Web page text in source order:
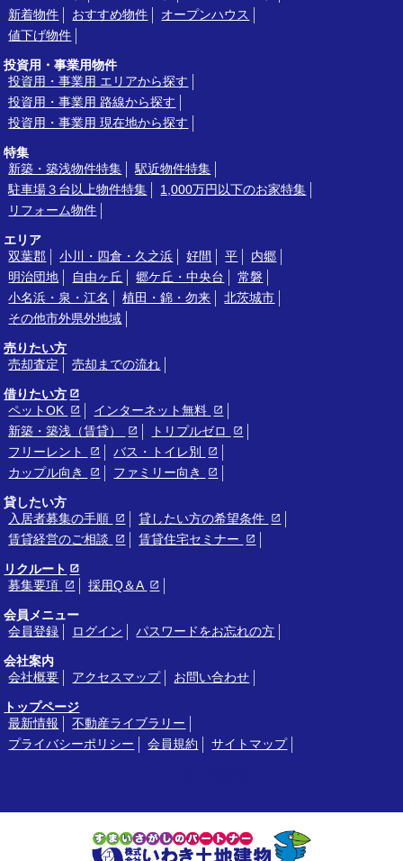
新着物件
おすすめ物件
オープンハウス
値下げ物件
投資用・事業用物件
投資用・事業用 エリアから探す
投資用・事業用 路線から探す
投資用・事業用 現在地から探す
特集
新築・築浅物件特集
駅近物件特集
駐車場３台以上物件特集
1,000万円以下のお家特集
リフォーム物件
エリア
双葉郡
小川・四倉・久之浜 好間 平
内郷
明治団地
自由ヶ丘 郷ケ丘・中央台
常磐
小名浜・泉・江名
植田・錦・勿来
北茨城市
その他市外県外地域
売りたい方
売却査定
売却までの流れ
借りたい方
ペットOK
インターネット無料
新築・築浅（賃貸）
トリプルゼロ
フリーレント
バス・トイレ別
カップル向き
ファミリー向き
貸したい方
入居者募集の手順
貸したい方の希望条件
賃貸経営のご相談
賃貸住宅セミナー
リクルート
募集要項
採用Q＆A
会員メニュー
会員登録
ログイン パスワードをお忘れの方
会社案内
会社概要
アクセスマップ お問い合わせ
トップページ
最新情報
不動産ライブラリー
プライバシーポリシー
会員規約 サイトマップ